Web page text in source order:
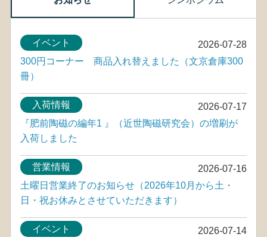
2026-07-28
イベント
300円コーナー 商品入れ替えました（文京倉庫300
冊）
2026-07-17
入荷情報
『肥前陶磁の編年1 』（近世陶磁研究会）の増刷が
入荷しました
2026-07-16
営業情報
土曜日営業終了のお知らせ（2026年10月から土・
日・祝お休みとさせていただきます）
2026-07-14
イベント